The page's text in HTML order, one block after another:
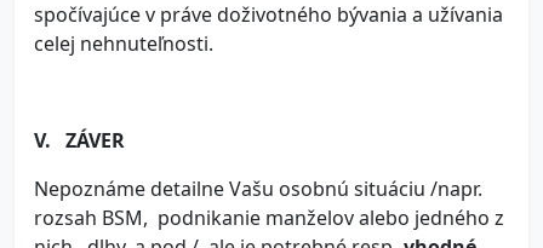
spočívajúce v práve doživotného bývania a užívania
celej nehnuteľnosti.
V. ZÁVER
Nepoznáme detailne Vašu osobnú situáciu /napr.
rozsah BSM, podnikanie manželov alebo jedného z